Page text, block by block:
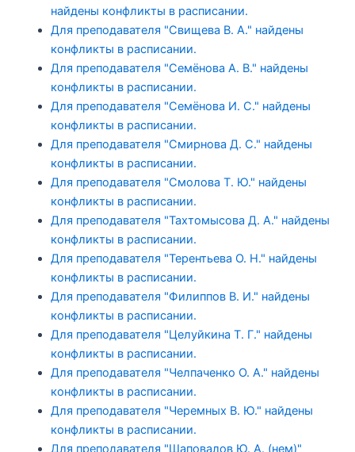
найдены конфликты в расписании.
Для преподавателя "Свищева В. А." найдены
конфликты в расписании.
Для преподавателя "Семёнова А. В." найдены
конфликты в расписании.
Для преподавателя "Семёнова И. С." найдены
конфликты в расписании.
Для преподавателя "Смирнова Д. С." найдены
конфликты в расписании.
Для преподавателя "Смолова Т. Ю." найдены
конфликты в расписании.
Для преподавателя "Тахтомысова Д. А." найдены
конфликты в расписании.
Для преподавателя "Терентьева О. Н." найдены
конфликты в расписании.
Для преподавателя "Филиппов В. И." найдены
конфликты в расписании.
Для преподавателя "Целуйкина Т. Г." найдены
конфликты в расписании.
Для преподавателя "Челпаченко О. А." найдены
конфликты в расписании.
Для преподавателя "Черемных В. Ю." найдены
конфликты в расписании.
Для преподавателя "Шаповалов Ю. А. (нем)"